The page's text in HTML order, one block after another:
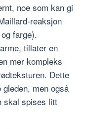
noe som kan gi
reaksjon
farge).
tillater en
mer kompleks
Dette
men også
skal spises litt